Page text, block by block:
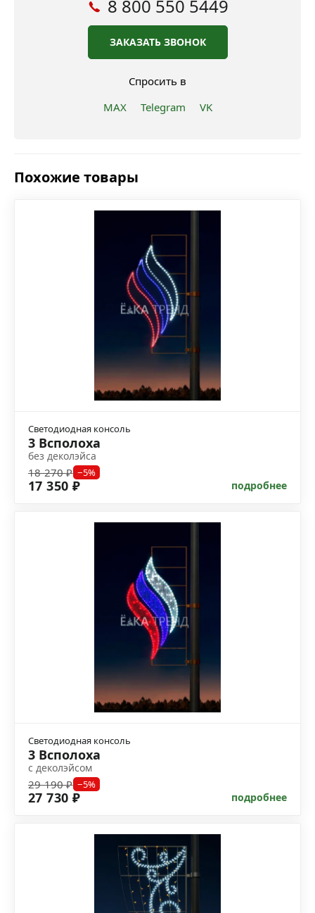
8 800 550 5449
ЗАКАЗАТЬ ЗВОНОК
Спросить в
MAX
Telegram VK
Похожие товары
Светодиодная консоль
3 Всполоха
без деколэйса
18 270 ₽ −5%
17 350 ₽ подробнее
Светодиодная консоль
3 Всполоха
с деколэйсом
29 190 ₽ −5%
27 730 ₽ подробнее